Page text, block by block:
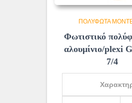
ΠΟΛΎΦΩΤΑ
Φωτιστικό
αλουμίνιο/plexi
7/4